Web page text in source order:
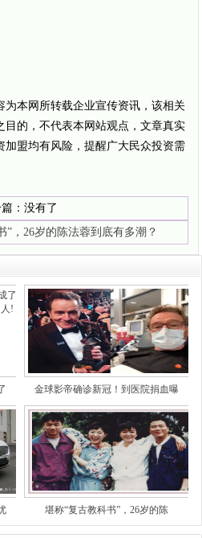
为本网所转载企业宣传资讯，该相关
目的，不代表本网站观点，文章真实
加盟均有风险，提醒广大民众投资需
：没有了
”，26岁的陈法蓉到底有多潮？
金球影帝确诊新冠！到医院捐血曝
堪称“复古教科书”，26岁的陈